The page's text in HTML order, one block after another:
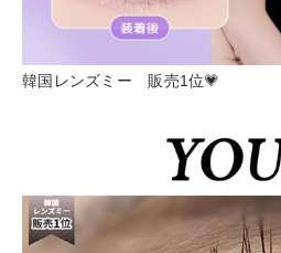
韓国レンズミー 販売1位💗︎